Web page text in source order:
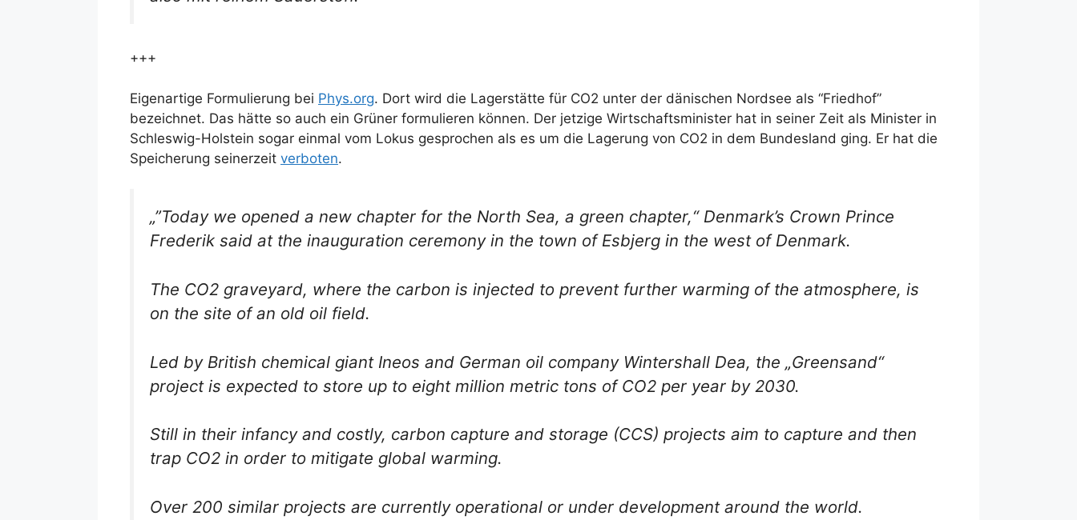
+++
Eigenartige Formulierung bei Phys.org. Dort wird die Lagerstätte für CO2 unter der dänischen Nordsee als “Friedhof”
bezeichnet. Das hätte so auch ein Grüner formulieren können. Der jetzige Wirtschaftsminister hat in seiner Zeit als Minister in
Schleswig-Holstein sogar einmal vom Lokus gesprochen als es um die Lagerung von CO2 in dem Bundesland ging. Er hat die
Speicherung seinerzeit verboten.
„”Today we opened a new chapter for the North Sea, a green chapter,“ Denmark’s Crown Prince
Frederik said at the inauguration ceremony in the town of Esbjerg in the west of Denmark.
The CO2 graveyard, where the carbon is injected to prevent further warming of the atmosphere, is
on the site of an old oil field.
Led by British chemical giant Ineos and German oil company Wintershall Dea, the „Greensand“
project is expected to store up to eight million metric tons of CO2 per year by 2030.
Still in their infancy and costly, carbon capture and storage (CCS) projects aim to capture and then
trap CO2 in order to mitigate global warming.
Over 200 similar projects are currently operational or under development around the world.